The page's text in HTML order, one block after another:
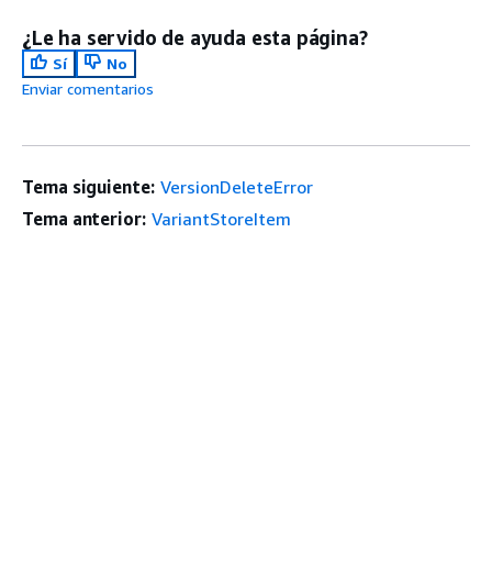
¿Le ha servido de ayuda esta página?
Sí
No
Enviar comentarios
Tema siguiente: VersionDeleteError
Tema anterior: VariantStoreItem